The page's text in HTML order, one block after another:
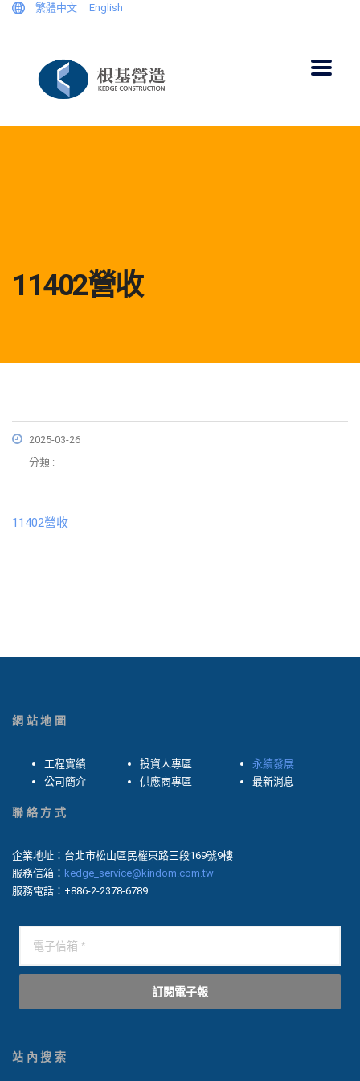
繁體中文 English
11402營收
2025-03-26
分類 :
11402營收
網站地圖
工程實績
公司簡介
投資人專區
供應商專區
永續發展
最新消息
聯絡方式
企業地址：台北市松山區民權東路三段169號9樓
服務信箱： kedge_service@kindom.com.tw
服務電話：+886-2-2378-6789
訂閱電子報
站內搜索